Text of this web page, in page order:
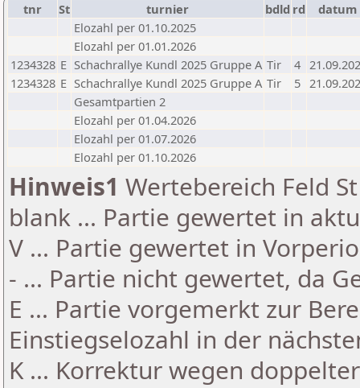
tnr St turnier bdld rd
datum
Elozahl per 01.10.2025
Elozahl per 01.01.2026
1234328 E Schachrallye Kundl 2025 Gruppe A Tir 4
1234328 E Schachrallye Kundl 2025 Gruppe A Tir 5
Gesamtpartien 2
Elozahl per 01.04.2026
Elozahl per 01.07.2026
Elozahl per 01.10.2026
Hinweis1 Wertebereich Feld
blank ... Partie gewertet in
V ... Partie gewertet in
- ... Partie nicht gewertet, da
E ... Partie vorgemerkt zur
Einstiegselozahl in der
K ... Korrektur wegen